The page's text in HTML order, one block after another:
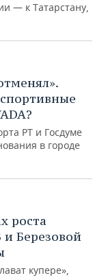
— к Татарстану,
РТ и Госдуме
в городе
роста
и Березовой
купере»,